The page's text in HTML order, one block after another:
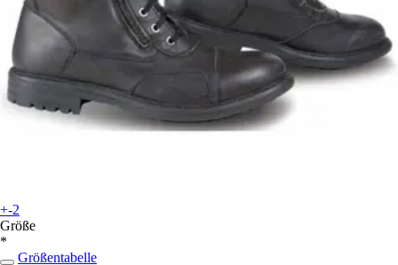
+-2
Größe
*
Größentabelle